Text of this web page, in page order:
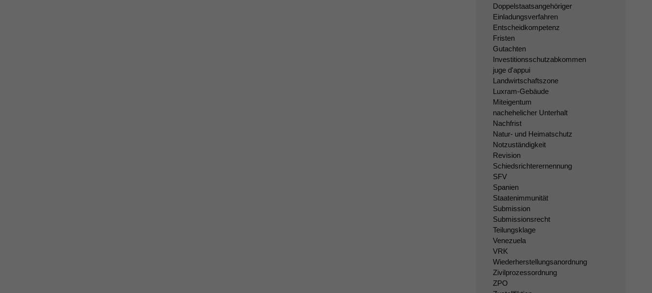
Doppelstaatsangehöriger
Einladungsverfahren
Entscheidkompetenz
Fristen
Gutachten
Investitionsschutzabkommen
juge d'appui
Landwirtschaftszone
Luxram-Gebäude
Miteigentum
nachehelicher Unterhalt
Nachfrist
Natur- und Heimatschutz
Notzuständigkeit
Revision
Schiedsrichterernennung
SFV
Spanien
Staatenimmunität
Submission
Submissionsrecht
Teilungsklage
Venezuela
VRK
Wiederherstellungsanordnung
Zivilprozessordnung
ZPO